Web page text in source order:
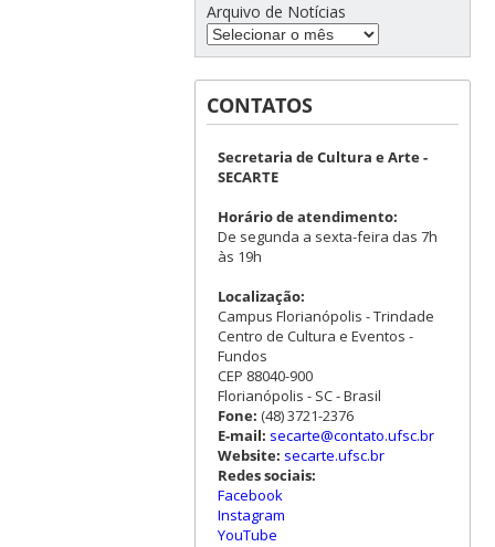
Arquivo de Notícias
CONTATOS
Secretaria de Cultura e Arte -
SECARTE
Horário de atendimento:
De segunda a sexta-feira das 7h
às 19h
Localização:
Campus Florianópolis - Trindade
Centro de Cultura e Eventos -
Fundos
CEP 88040-900
Florianópolis - SC - Brasil
Fone: (48) 3721-2376
E-mail: secarte@contato.ufsc.br
Website: secarte.ufsc.br
Redes sociais:
Facebook
Instagram
YouTube